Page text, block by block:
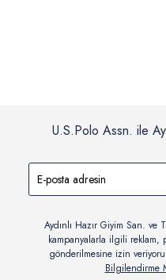
U.S.Polo Assn. ile
Aydınlı Hazır Giyim San.
kampanyalarla ilgili reklam,
gönderilmesine izin
Bilgilendirme